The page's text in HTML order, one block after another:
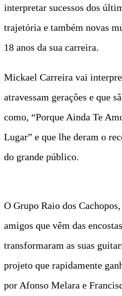
interpretar sucessos dos
trajetória e também novas
18 anos da sua carreira.
Mickael Carreira vai
atravessam gerações e que
como, “Porque Ainda Te
Lugar” e que lhe deram o
do grande público.
O Grupo Raio dos
amigos que vêm das
transformaram as suas
projeto que rapidamente
por Afonso Melara e